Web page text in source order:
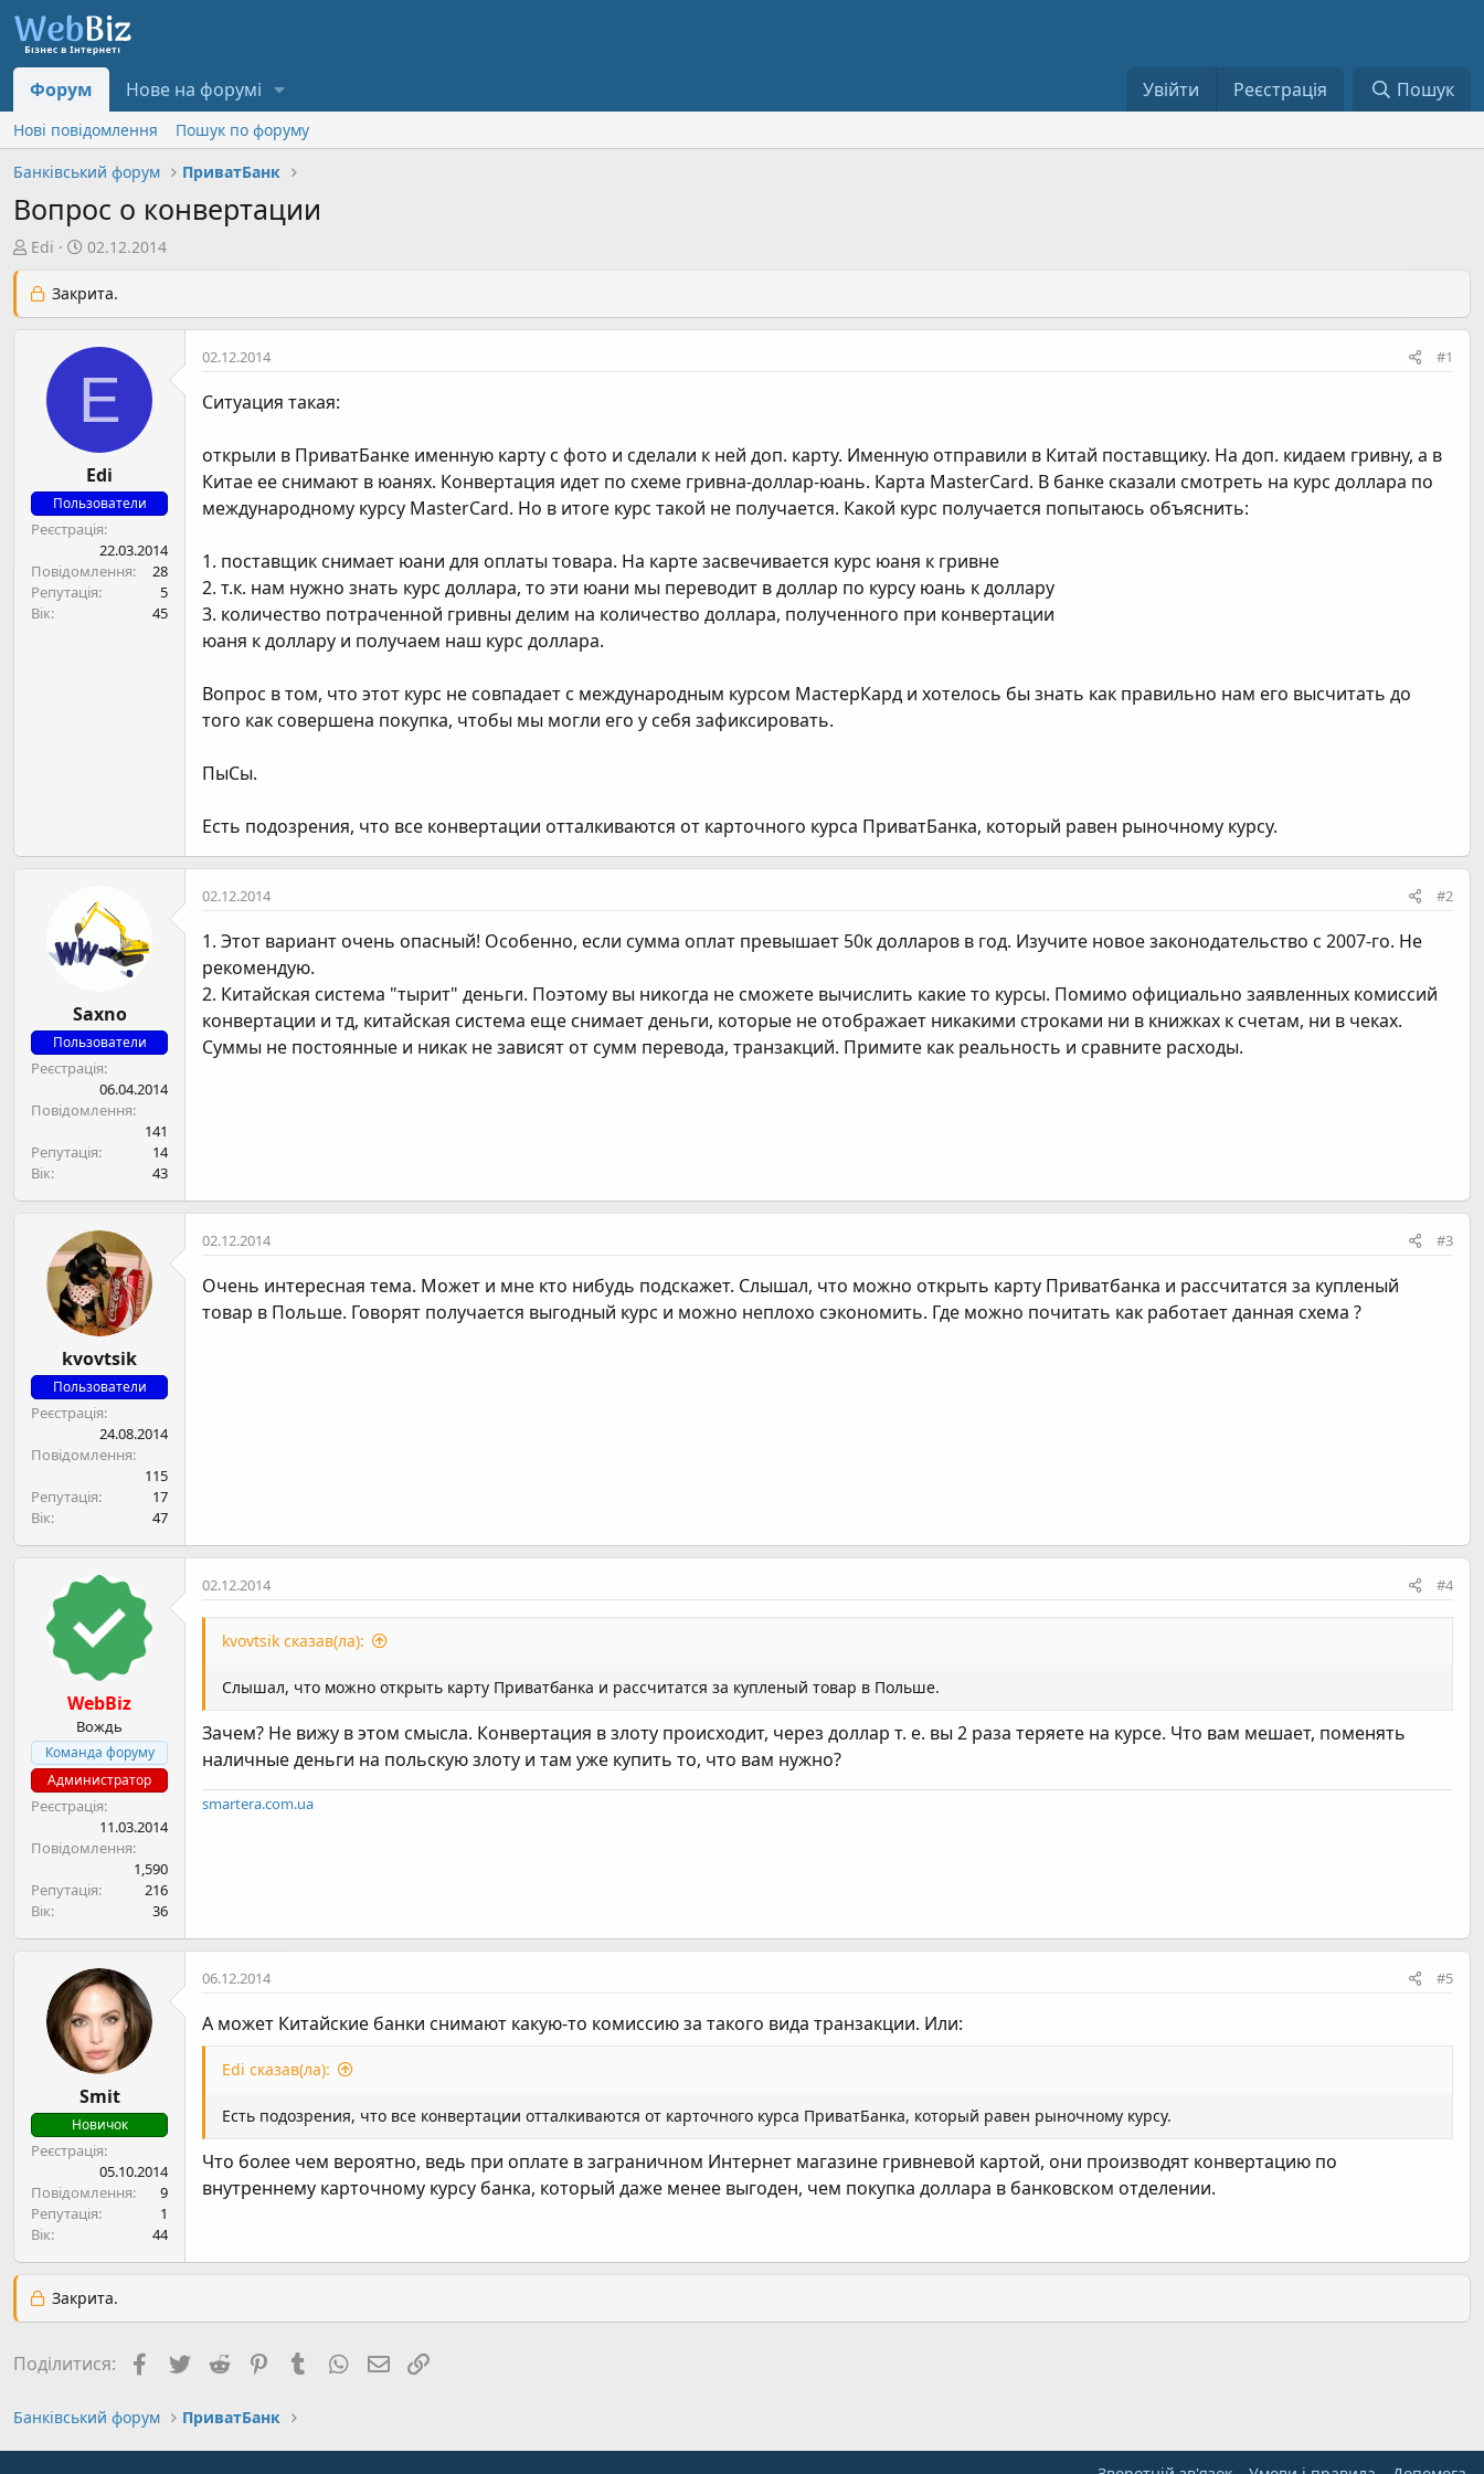
Форум Нове на форумі Увійти Реєстрація Пошук
Нові повідомлення
Пошук по форуму
Банківський форум
ПриватБанк
Вопрос о конвертации
А
т
о
Edi
Д
т
а
в
о
е
н
н
я
02.12.2014
Закрита.
E
Edi
Пользователи
Реєстрація
22.03.2014
Повідомлення
28
Репутація
5
Вік
45
02.12.2014 #1
Ситуация такая:
открыли в ПриватБанке именную карту с фото и сделали к ней доп. карту. Именную отправили в Китай поставщику. На доп. кидаем гривну, а в
Китае ее снимают в юанях. Конвертация идет по схеме гривна-доллар-юань. Карта MasterCard. В банке сказали смотреть на курс доллара по
международному курсу MasterCard. Но в итоге курс такой не получается. Какой курс получается попытаюсь объяснить:
1. поставщик снимает юани для оплаты товара. На карте засвечивается курс юаня к гривне
2. т.к. нам нужно знать курс доллара, то эти юани мы переводит в доллар по курсу юань к доллару
3. количество потраченной гривны делим на количество доллара, полученного при конвертации
юаня к доллару и получаем наш курс доллара.
Вопрос в том, что этот курс не совпадает с международным курсом МастерКард и хотелось бы знать как правильно нам его высчитать до
того как совершена покупка, чтобы мы могли его у себя зафиксировать.
ПыСы.
Есть подозрения, что все конвертации отталкиваются от карточного курса ПриватБанка, который равен рыночному курсу.
Saxno
Пользователи
Реєстрація
06.04.2014
Повідомлення
141
Репутація
14
Вік
43
02.12.2014 #2
1. Этот вариант очень опасный! Особенно, если сумма оплат превышает 50к долларов в год. Изучите новое законодательство с 2007-го. Не
рекомендую.
2. Китайская система "тырит" деньги. Поэтому вы никогда не сможете вычислить какие то курсы. Помимо официально заявленных комиссий
конвертации и тд, китайская система еще снимает деньги, которые не отображает никакими строками ни в книжках к счетам, ни в чеках.
Суммы не постоянные и никак не зависят от сумм перевода, транзакций. Примите как реальность и сравните расходы.
kvovtsik
Пользователи
Реєстрація
24.08.2014
Повідомлення
115
Репутація
17
Вік
47
02.12.2014 #3
Очень интересная тема. Может и мне кто нибудь подскажет. Слышал, что можно открыть карту Приватбанка и рассчитатся за купленый
товар в Польше. Говорят получается выгодный курс и можно неплохо сэкономить. Где можно почитать как работает данная схема ?
WebBiz
Вождь
Команда форуму
Администратор
Реєстрація
11.03.2014
Повідомлення
1,590
Репутація
216
Вік
36
02.12.2014 #4
kvovtsik сказав(ла):
Слышал, что можно открыть карту Приватбанка и рассчитатся за купленый товар в Польше.
Зачем? Не вижу в этом смысла. Конвертация в злоту происходит, через доллар т. е. вы 2 раза теряете на курсе. Что вам мешает, поменять
наличные деньги на польскую злоту и там уже купить то, что вам нужно?
smartera.com.ua
Smit
Новичок
Реєстрація
05.10.2014
Повідомлення
9
Репутація
1
Вік
44
06.12.2014 #5
А может Китайские банки снимают какую-то комиссию за такого вида транзакции. Или:
Edi сказав(ла):
Есть подозрения, что все конвертации отталкиваются от карточного курса ПриватБанка, который равен рыночному курсу.
Что более чем вероятно, ведь при оплате в заграничном Интернет магазине гривневой картой, они производят конвертацию по
внутреннему карточному курсу банка, который даже менее выгоден, чем покупка доллара в банковском отделении.
Закрита.
Поділитися: FacebookTwitterReddit PinterestTumblrWhatsApp
E-mail
Банківський форум ПриватБанк